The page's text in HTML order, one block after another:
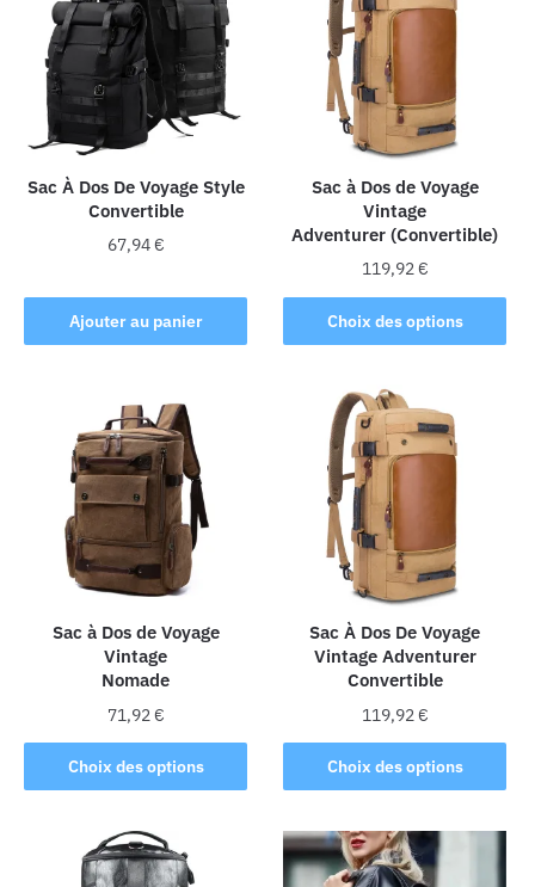
Les
options
peuvent
être
choisies
sur
la
page
du
Les
options
être
choisies
sur
la
page
du
produit
Sac À Dos De Voyage Style
Convertible
67,94€
Ajouter au panier
Sac à Dos de Voyage
Vintage
Adventurer (Convertible)
119,92€
Choix des options
Ce
produit
plusieurs
variations.
Les
options
être
choisies
sur
la
page
du
produit
Sac à Dos de Voyage
Vintage
Nomade
71,92€
Choix des options
Ce
produit
plusieurs
variations.
Sac À Dos De Voyage
Vintage Adventurer
Convertible
119,92€
Choix des options
Ce
produit
plusieurs
variations.